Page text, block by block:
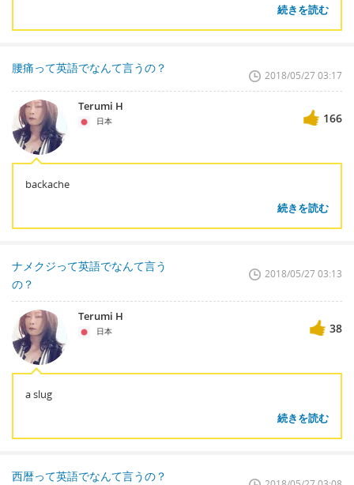
続きを読む
腰痛って英語でなんて言うの？
2018/05/27 03:17
Terumi H
日本 166
backache
続きを読む
ナメクジって英語でなんて言う
の？
2018/05/27 03:13
Terumi H
日本 38
a slug
続きを読む
西暦って英語でなんて言うの？